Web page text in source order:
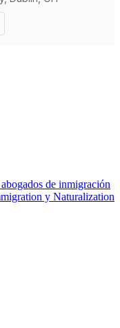
de inmigración
y Naturalization